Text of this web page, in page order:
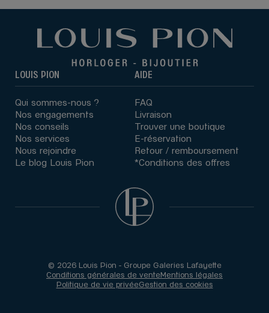
LOUIS PION
Qui sommes-nous ?
Nos engagements
Nos conseils
Nos services
Nous rejoindre
Le blog Louis Pion
AIDE
FAQ
Livraison
Trouver une boutique
E-réservation
Retour / remboursement
*Conditions des offres
© 2026 Louis Pion - Groupe Galeries Lafayette
Conditions générales de venteMentions légales
Politique de vie privéeGestion des cookies